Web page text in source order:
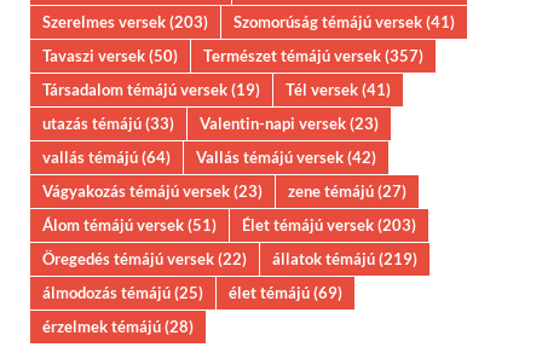
Szerelmes versek(203) Szomorúság témájú versek(41)
Tavaszi versek(50) Természet témájú versek(357)
Társadalom témájú versek(19) Tél versek(41)
utazás témájú(33) Valentin-napi versek(23)
vallás témájú(64) Vallás témájú versek(42)
Vágyakozás témájú versek(23) zene témájú(27)
Álom témájú versek(51) Élet témájú versek(203)
Öregedés témájú versek(22) állatok témájú(219)
álmodozás témájú(25) élet témájú(69)
érzelmek témájú(28)